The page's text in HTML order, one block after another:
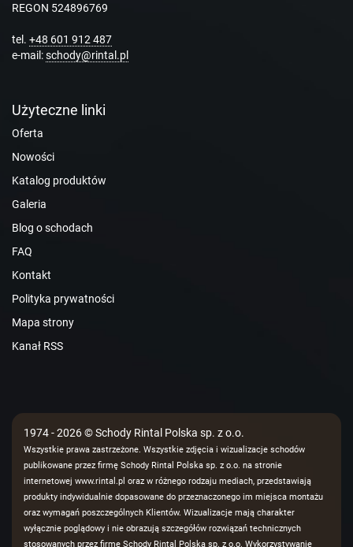
REGON 524896769
tel. +48 601 912 487
e-mail:schody@rintal.pl
Użyteczne linki
Oferta
Nowości
Katalog produktów
Galeria
Blog o schodach
FAQ
Kontakt
Polityka prywatności
Mapa strony
Kanał RSS
1974 - 2026 © Schody Rintal Polska sp. z o.o.
Wszystkie prawa zastrzeżone. Wszystkie zdjęcia i wizualizacje schodów
publikowane przez firmę Schody Rintal Polska sp. z o.o. na stronie
internetowej www.rintal.pl oraz w różnego rodzaju mediach, przedstawiają
produkty indywidualnie dopasowane do przeznaczonego im miejsca montażu
oraz wymagań poszczególnych Klientów. Wizualizacje mają charakter
wyłącznie poglądowy i nie obrazują szczegółów rozwiązań technicznych
stosowanych przez firmę Schody Rintal Polska sp. z o.o. Wykorzystywanie